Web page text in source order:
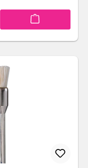
ein oder benutze die